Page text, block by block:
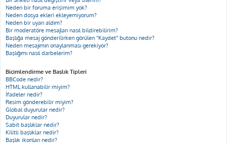
Neden bir foruma erişimim yok?
Neden dosya ekleri ekleyemiyorum?
Neden bir uyarı aldım?
Bir moderatöre mesajları nasıl bildirebilirim?
Başlığa mesaj gönderilirken görülen “Kaydet” butonu nedir?
Neden mesajımın onaylanması gerekiyor?
Başlığımı nasıl darbelerim?
Biçimlendirme ve Başlık Tipleri
BBCode nedir?
HTML kullanabilir miyim?
İfadeler nedir?
Resim gönderebilir miyim?
Global duyurular nedir?
Duyurular nedir?
Sabit başlıklar nedir?
Kilitli başlıklar nedir?
Başlık ikonları nedir?